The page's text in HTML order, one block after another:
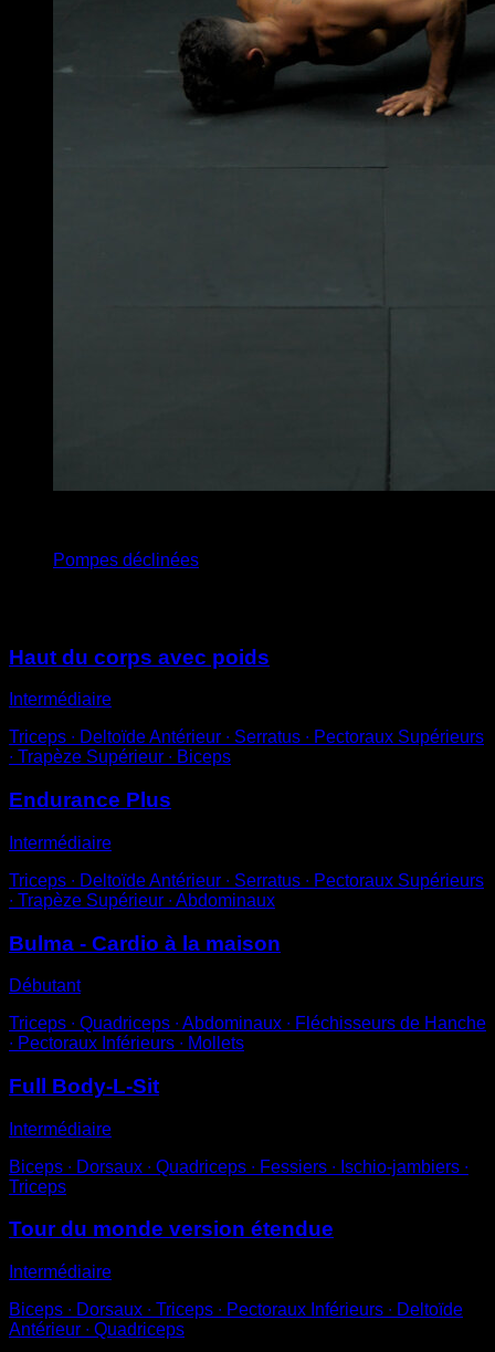
Pompes déclinées
Haut du corps avec poids
Intermédiaire
Triceps ∙ Deltoïde Antérieur ∙ Serratus ∙ Pectoraux Supérieurs
∙ Trapèze Supérieur ∙ Biceps
Endurance Plus
Intermédiaire
Triceps ∙ Deltoïde Antérieur ∙ Serratus ∙ Pectoraux Supérieurs
∙ Trapèze Supérieur ∙ Abdominaux
Bulma - Cardio à la maison
Débutant
Triceps ∙ Quadriceps ∙ Abdominaux ∙ Fléchisseurs de Hanche
∙ Pectoraux Inférieurs ∙ Mollets
Full Body-L-Sit
Intermédiaire
Biceps ∙ Dorsaux ∙ Quadriceps ∙ Fessiers ∙ Ischio-jambiers ∙
Triceps
Tour du monde version étendue
Intermédiaire
Biceps ∙ Dorsaux ∙ Triceps ∙ Pectoraux Inférieurs ∙ Deltoïde
Antérieur ∙ Quadriceps